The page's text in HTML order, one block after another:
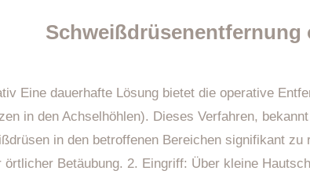
Schweißdrüsenentfernung
Eine dauerhafte Lösung bietet die operative
in den Achselhöhlen). Dieses Verfahren,
in den betroffenen Bereichen signifikant
örtlicher Betäubung. 2. Eingriff: Über kleine